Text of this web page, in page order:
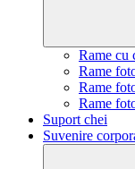
Rame cu
Rame
Rame
Rame
Suport chei
Suvenire